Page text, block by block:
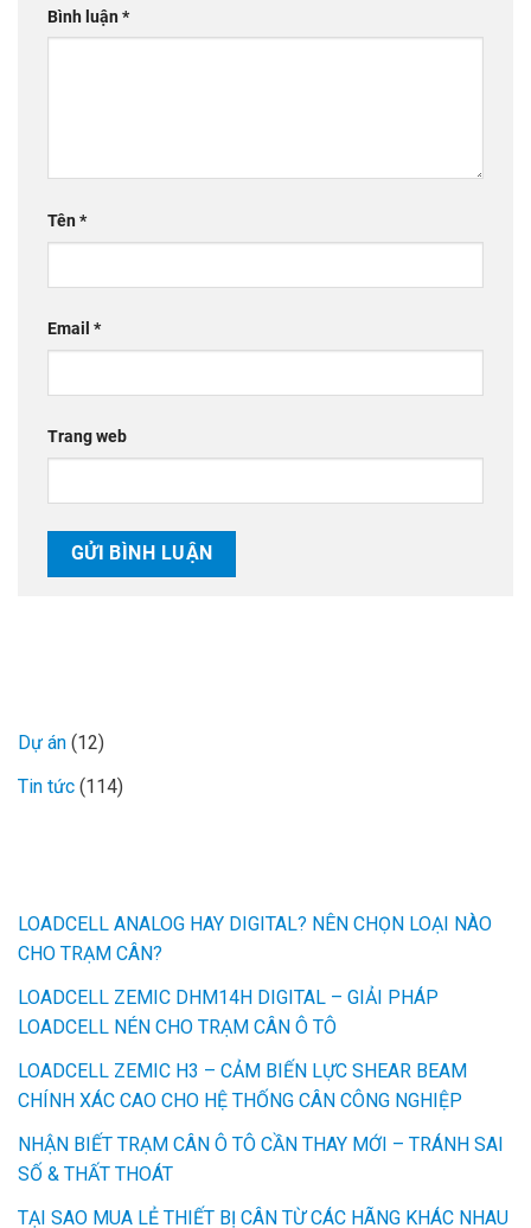
Bình luận*
Tên*
Email *
Trang web
Dự án (12)
Tin tức (114)
LOADCELL ANALOG HAY DIGITAL? NÊN CHỌN LOẠI NÀO
CHO TRẠM CÂN?
LOADCELL ZEMIC DHM14H DIGITAL – GIẢI PHÁP
LOADCELL NÉN CHO TRẠM CÂN Ô TÔ
LOADCELL ZEMIC H3 – CẢM BIẾN LỰC SHEAR BEAM
CHÍNH XÁC CAO CHO HỆ THỐNG CÂN CÔNG NGHIỆP
NHẬN BIẾT TRẠM CÂN Ô TÔ CẦN THAY MỚI – TRÁNH SAI
SỐ & THẤT THOÁT
TẠI SAO MUA LẺ THIẾT BỊ CÂN TỪ CÁC HÃNG KHÁC NHAU